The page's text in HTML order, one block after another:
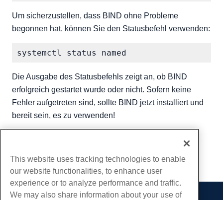
Um sicherzustellen, dass BIND ohne Probleme
begonnen hat, können Sie den Statusbefehl verwenden:
Die Ausgabe des Statusbefehls zeigt an, ob BIND
erfolgreich gestartet wurde oder nicht. Sofern keine
Fehler aufgetreten sind, sollte BIND jetzt installiert und
bereit sein, es zu verwenden!
Kopieren URL
This website uses tracking technologies to enable
our website functionalities, to enhance user
experience or to analyze performance and traffic.
We may also share information about your use of